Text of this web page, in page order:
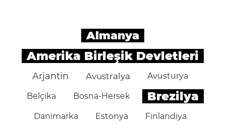
Almanya
Amerika Birleşik Devletleri
Arjantin Avustralya Avusturya
Belçika Bosna-Hersek Brezilya
Danimarka Estonya Finlandiya